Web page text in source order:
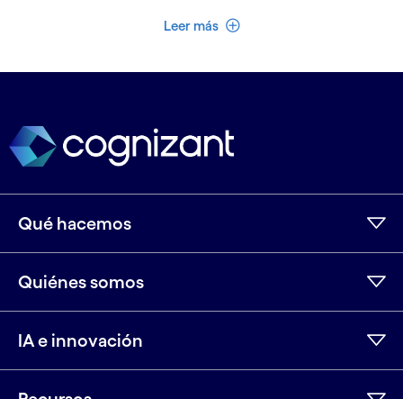
Leer más Ver menos
Qué hacemos
Quiénes somos
IA e innovación